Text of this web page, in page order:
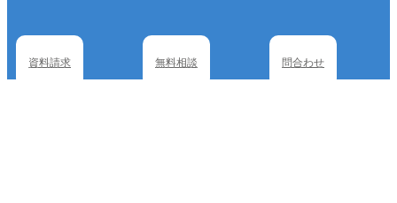
資料請求 無料相談 問合わせ